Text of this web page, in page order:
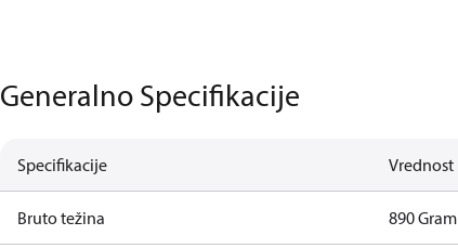
Generalno Specifikacije
Specifikacije Vrednost
Bruto težina 890 Gram